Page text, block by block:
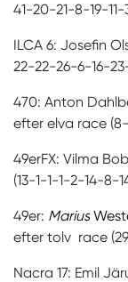
41-20-21-8-19-
ILCA 6: Josefin
22-22-26-6-16-
470: Anton
efter elva race
49erFX: Vilma
(13-1-1-1-2-14-8-
49er: Marius
efter tolv race
Nacra 17: Emil